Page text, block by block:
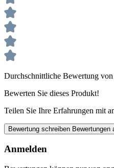
Durchschnittliche Bewertung
Bewerten Sie dieses Produkt!
Teilen Sie Ihre Erfahrungen mit
Bewertung schreiben Bewertungen
Anmelden